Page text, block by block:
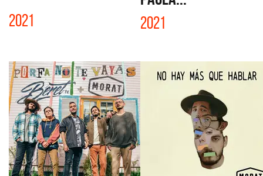
2021 2021